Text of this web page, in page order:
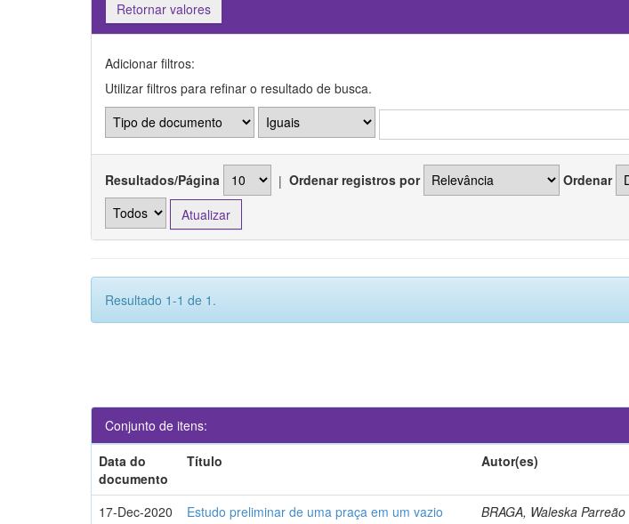
Retornar valores
Adicionar filtros:
Utilizar filtros para refinar o resultado de busca.
Resultados/Página | Ordenar registros por Ordenar
Resultado 1-1 de 1.
Conjunto de itens:
Data do
documento
Título Autor(es)
17-Dec-2020
Estudo preliminar de uma praça em um vazio
BRAGA, Waleska Parreão